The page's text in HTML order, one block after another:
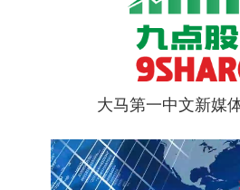
9点股票
大马第一中文新媒